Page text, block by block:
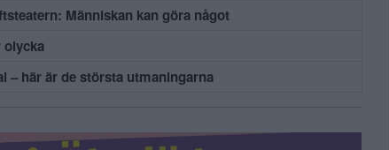
Människan kan göra något
olycka
– här är de största utmaningarna